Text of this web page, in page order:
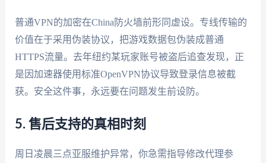
普通VPN的加密在China防火墙前形同虚设。专线传输的
价值在于采用伪装协议，把游戏数据包伪装成普通
HTTPS流量。去年纽约某玩家账号被盗后追查发现，正
是因加速器使用标准OpenVPN协议导致登录信息被截
获。安全这件事，永远要在问题发生前设防。
5. 售后支持的真相时刻
周日凌晨三点亚服维护异常，你急需指导修改代理参